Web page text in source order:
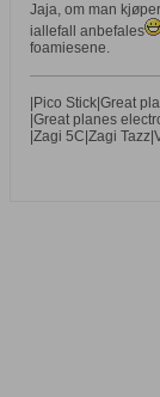
Jaja, om man
iallefall anbefales
foamiesene.
|Pico Stick|Great
|Great planes
|Zagi 5C|Zagi